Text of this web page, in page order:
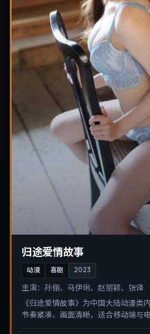
归途爱情故事
动漫 喜剧 2023
主演： 孙俪、马伊琍、赵丽颖、张译
《归途爱情故事》为中国大陆动漫类
节奏紧凑、画面清晰，适合移动端与